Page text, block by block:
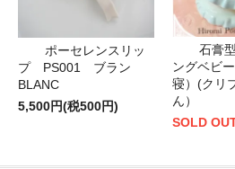
ポーセレンスリッ
プ PS001 ブラン
BLANC
5,500円(税500円)
石膏
ングベビ
寝）(クリ
ん）
SOLD